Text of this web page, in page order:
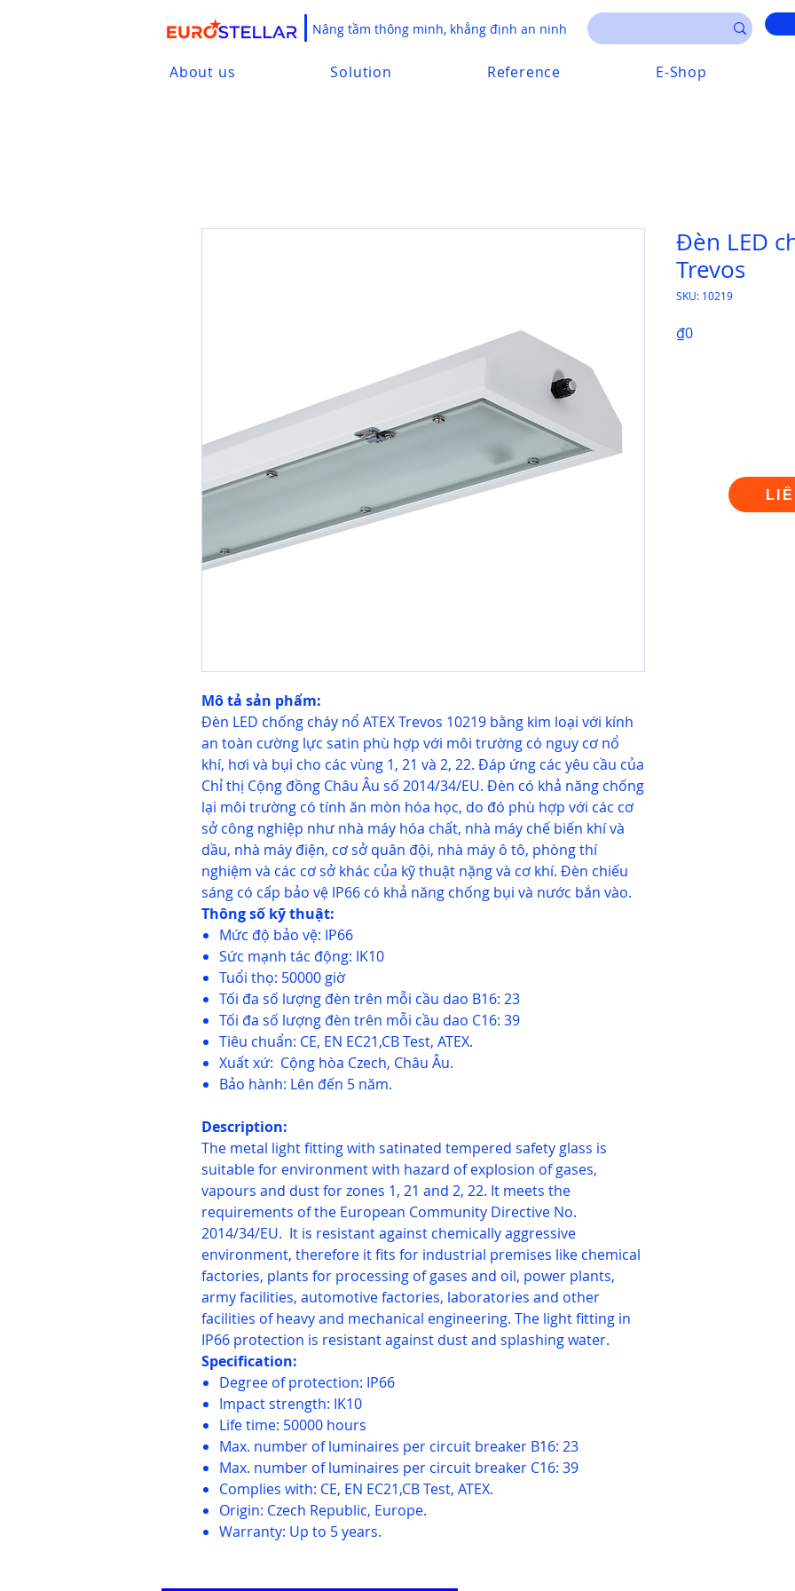
Nâng tầm thông minh, khẳng định an ninh
About us Solution Reference E-Shop
Mô tả sản phẩm:
Đèn LED chống cháy nổ ATEX Trevos 10219 bằng kim loại với kính
an toàn cường lực satin phù hợp với môi trường có nguy cơ nổ
khí, hơi và bụi cho các vùng 1, 21 và 2, 22. Đáp ứng các yêu cầu của
Chỉ thị Cộng đồng Châu Âu số 2014/34/EU. Đèn có khả năng chống
lại môi trường có tính ăn mòn hóa học, do đó phù hợp với các cơ
sở công nghiệp như nhà máy hóa chất, nhà máy chế biến khí và
dầu, nhà máy điện, cơ sở quân đội, nhà máy ô tô, phòng thí
nghiệm và các cơ sở khác của kỹ thuật nặng và cơ khí. Đèn chiếu
sáng có cấp bảo vệ IP66 có khả năng chống bụi và nước bắn vào.
Thông số kỹ thuật:
Mức độ bảo vệ: IP66
Sức mạnh tác động: IK10
Tuổi thọ: 50000 giờ
Tối đa số lượng đèn trên mỗi cầu dao B16: 23
Tối đa số lượng đèn trên mỗi cầu dao C16: 39
Tiêu chuẩn: CE, EN EC21,CB Test, ATEX.
Xuất xứ: Cộng hòa Czech, Châu Âu.
Bảo hành: Lên đến 5 năm.
Description:
The metal light fitting with satinated tempered safety glass is
suitable for environment with hazard of explosion of gases,
vapours and dust for zones 1, 21 and 2, 22. It meets the
requirements of the European Community Directive No.
2014/34/EU. It is resistant against chemically aggressive
environment, therefore it fits for industrial premises like chemical
factories, plants for processing of gases and oil, power plants,
army facilities, automotive factories, laboratories and other
facilities of heavy and mechanical engineering. The light fitting in
IP66 protection is resistant against dust and splashing water.
Specification:
Degree of protection: IP66
Impact strength: IK10
Life time: 50000 hours
Max. number of luminaires per circuit breaker B16: 23
Max. number of luminaires per circuit breaker C16: 39
Complies with: CE, EN EC21,CB Test, ATEX.
Origin: Czech Republic, Europe.
Warranty: Up to 5 years.
Đèn LED
Trevos
SKU: 10219
₫0Price